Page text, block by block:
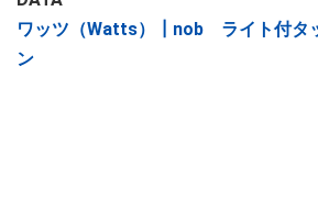
ワッツ（Watts）┃nob ライト付タ
ン